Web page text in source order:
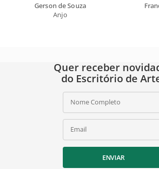
Gerson de Souza
Anjo
Quer receber
do Escritório de
Nome Completo
Email
ENVIAR